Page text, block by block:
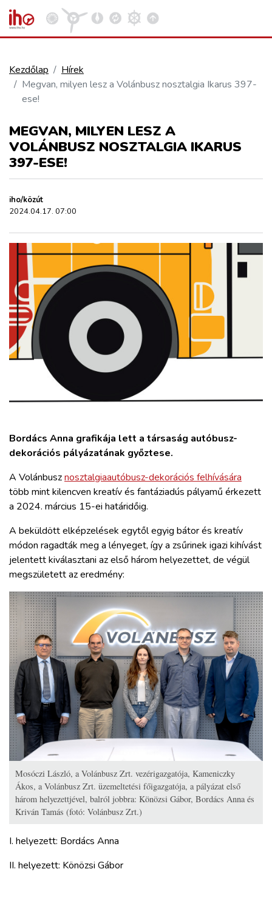
VASÚT
KÖZÚT
REPÜLÉS
KÖZLEKEDÉSFEJLESZTÉS
ZÖLDÚT
HAJÓZÁS
BLOG
ARCHÍVUM
BELÉPÉS
REGISZTRÁCIÓ
Kezdőlap
Hírek
Megvan, milyen lesz a Volánbusz nosztalgia Ikarus 397-
ese!
MEGVAN, MILYEN LESZ A
VOLÁNBUSZ NOSZTALGIA IKARUS
397-ESE!
iho/közút
2024.04.17. 07:00
Bordács Anna grafikája lett a társaság autóbusz-
dekorációs pályázatának győztese.
A Volánbusznosztalgiaautóbusz-dekorációs felhívására
több mint kilencven kreatív és fantáziadús pályamű érkezett
a 2024. március 15-ei határidőig.
A beküldött elképzelések egytől egyig bátor és kreatív
módon ragadták meg a lényeget, így a zsűrinek igazi kihívást
jelentett kiválasztani az első három helyezettet, de végül
megszületett az eredmény:
Mosóczi László, a Volánbusz Zrt. vezérigazgatója, Kameniczky
Ákos, a Volánbusz Zrt. üzemeltetési főigazgatója, a pályázat első
három helyezettjével, balról jobbra: Könözsi Gábor, Bordács Anna és
Kriván Tamás (fotó: Volánbusz Zrt.)
I. helyezett: Bordács Anna
II. helyezett: Könözsi Gábor